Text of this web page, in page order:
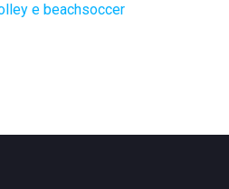
e beachsoccer